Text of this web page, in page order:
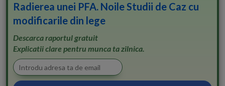
Radierea unei PFA. Noile Studii de Caz cu
modificarile din lege
Descarca raportul gratuit
Explicatii clare pentru munca ta zilnica.